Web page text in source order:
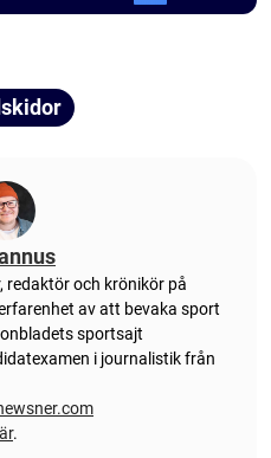
redaktör och krönikör på
av att bevaka sport
sportsajt
i journalistik från
.